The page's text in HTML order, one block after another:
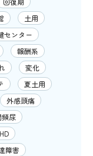
土用
センター
報酬系
変化
夏土用
外感頭痛
尿
障害